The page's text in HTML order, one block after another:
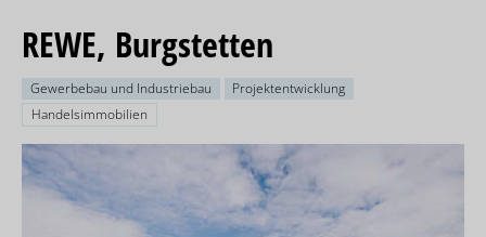
REWE, Burgstetten
Gewerbebau und Industriebau
Projektentwicklung
Handelsimmobilien